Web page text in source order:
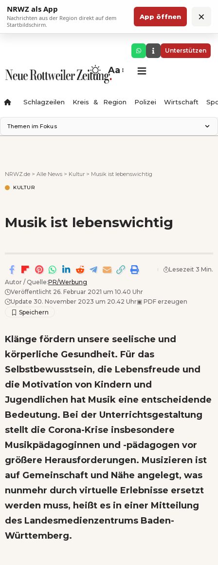
NRWZ als App
Nachrichten aus der Region direkt auf dem
Startbildschirm.
App öffnen ×
Unterstützen
Aa
Schlagzeilen Kreis & Region Polizei Wirtschaft
Themen im Fokus
Ferienzauber '26
Testturm
Wenn Orte erzählen ...
NRWZ.de > Alle News > Kultur > Musik ist lebenswichtig
KULTUR
Musik ist lebenswichtig
Autor / Quelle:PR/Werbung
Veröffentlicht 26. Februar 2021 um 10.40 Uhr
Update 30. November 2023 um 20.42 Uhr▣ PDF erzeugen
Lesezeit 3 Min.
Klänge fördern unsere seelische und
körperliche Gesundheit. Für das
Selbstbewusstsein, die Lebensfreude und
die Motivation von Kindern und
Jugendlichen hat Musik eine entscheidende
Bedeutung. Bei der Unterrichtsgestaltung
stellt die Corona-Krise insbesondere
Musikpädagoginnen und -pädagogen vor
größere Herausforderungen. Musizieren ist
auf Gemeinschaft und Nähe angelegt, was
nunmehr durch virtuelle Erlebnisse ersetzt
werden muss, heißt es in einer Mitteilung
des Landesmedienzentrums Baden-
Württemberg.